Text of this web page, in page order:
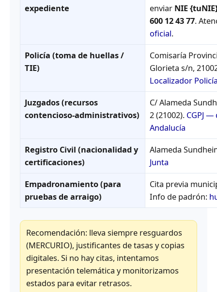
expediente
enviar NIE
600 12 43 77.
oficial.
Policía (toma de huellas /
TIE)
Comisaría
Glorieta s/n,
Localizador
Juzgados (recursos
contencioso‑administrativos)
C/ Alameda
2 (21002). CGPJ
Andalucía
Registro Civil (nacionalidad y
certificaciones)
Alameda
Junta
Empadronamiento (para
pruebas de arraigo)
Cita previa
Info de padrón:
Recomendación: lleva siempre resguardos
(MERCURIO), justificantes de tasas y copias
digitales. Si no hay citas, intentamos
presentación telemática y monitorizamos
estados para evitar retrasos.